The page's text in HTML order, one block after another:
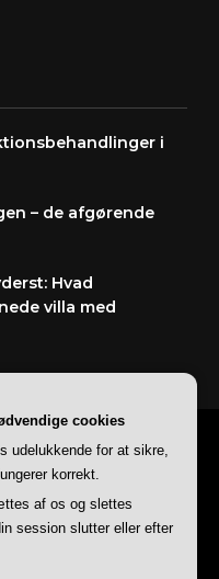
i
– de afgørende
Hvad
villa med
. All Rights
ByBlossom Themes
.Privatlivspolitik
cookies
udelukkende for at sikre,
korrekt.
af os og slettes
session slutter eller efter